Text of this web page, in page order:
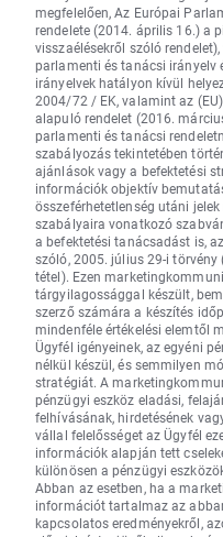
megfelelően, Az Európai
rendelete (2014. április 16.) a
visszaélésekről szóló
parlamenti és tanácsi
irányelvek hatályon kívül
2004/72 / EK, valamint az
alapuló rendelet (2016.
parlamenti és tanácsi
szabályozás tekintetében
ajánlások vagy a befektetési
információk objektív
összeférhetetlenség utáni
szabályaira vonatkozó
a befektetési tanácsadást is,
szóló, 2005. július 29-i
tétel). Ezen
tárgyilagossággal készült,
szerző számára a készítés
mindenféle értékelési elemtől
Ügyfél igényeinek, az egyéni
nélkül készül, és semmilyen
stratégiát. A
pénzügyi eszköz eladási,
felhívásának, hirdetésének
vállal felelősséget az Ügyfél
információk alapján tett
különösen a pénzügyi
Abban az esetben, ha a
információt tartalmaz az
kapcsolatos eredményekről,